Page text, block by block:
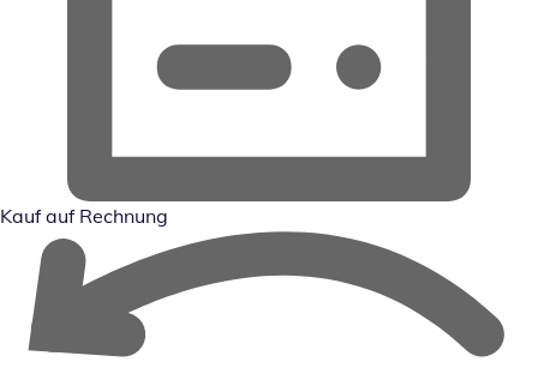
Kauf auf Rechnung